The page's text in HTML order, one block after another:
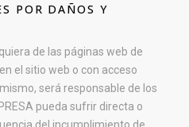
POR DAÑOS Y
de las páginas web de
el sitio web o con acceso
será responsable de los
pueda sufrir directa o